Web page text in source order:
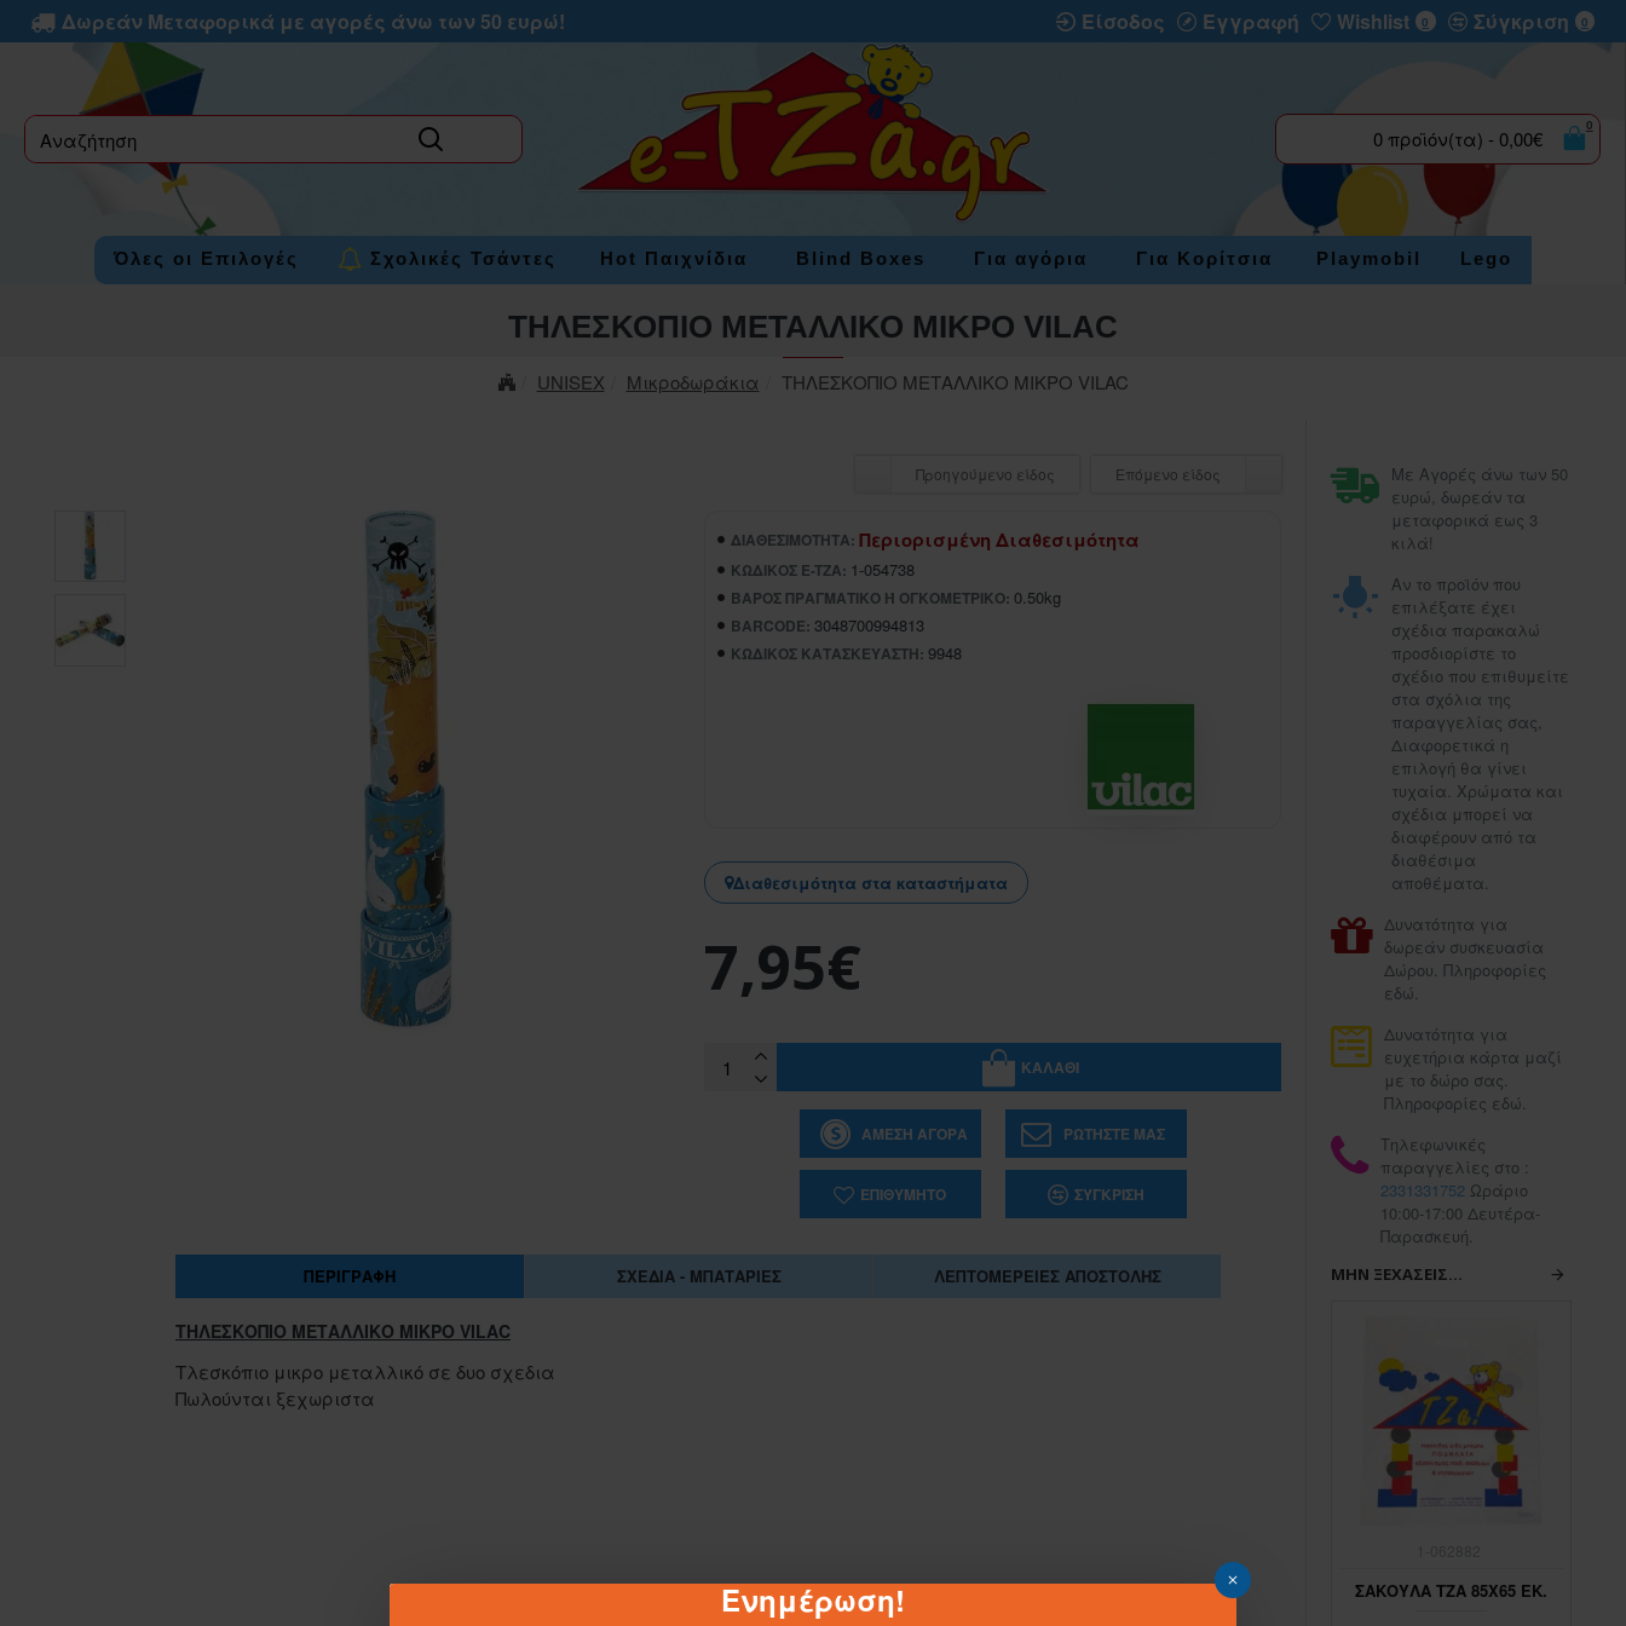
Ενημέρωση!
Δωρεάν Μεταφορικά με αγορές άνω των 50 ευρώ! Είσοδος Εγγραφή Wishlist 0 Σύγκριση 0
label 0 προϊόν(τα) - 0,00€
0
Όλες οι Επιλογές Σχολικές Τσάντες Hot Παιχνίδια Blind Boxes Για αγόρια Για Κορίτσια Playmobil Lego
UNISEX Μικροδωράκια ΤΗΛΕΣΚΟΠΙΟ ΜΕΤΑΛΛΙΚΟ ΜΙΚΡΟ VILAC
ΤΗΛΕΣΚΟΠΙΟ ΜΕΤΑΛΛΙΚΟ ΜΙΚΡΟ VILAC
Προηγούμενο είδος Επόμενο είδος
ΔΙΑΘΕΣΙΜΌΤΗΤΑ: Περιορισμένη Διαθεσιμότητα
ΚΩΔΙΚΌΣ E-TZA: 1-054738
ΒΆΡΟΣ ΠΡΑΓΜΑΤΙΚΌ Ή ΟΓΚΟΜΕΤΡΙΚΌ: 0.50kg
BARCODE: 3048700994813
ΚΩΔΙΚΌΣ ΚΑΤΑΣΚΕΥΑΣΤΉ: 9948
Διαθεσιμότητα στα καταστήματα
7,95€
ΚΑΛΆΘΙ
ΆΜΕΣΗ ΑΓΟΡΆ ΡΩΤΉΣΤΕ ΜΑΣ
ΕΠΙΘΥΜΗΤΌ ΣΎΓΚΡΙΣΗ
ΠΕΡΙΓΡΑΦΉ ΣΧΈΔΙΑ - ΜΠΑΤΑΡΊΕΣ ΛΕΠΤΟΜΈΡΕΙΕΣ ΑΠΟΣΤΟΛΉΣ
ΤΗΛΕΣΚΟΠΙΟ ΜΕΤΑΛΛΙΚΟ ΜΙΚΡΟ VILAC
Τλεσκόπιο μικρο μεταλλικό σε δυο σχεδια
Πωλούνται ξεχωριστα
Με Αγορές άνω των 50
ευρώ, δωρεάν τα
μεταφορικά εως 3
κιλά!
Αν το προϊόν που
επιλέξατε έχει
σχέδια παρακαλώ
προσδιορίστε το
σχέδιο που επιθυμείτε
στα σχόλια της
παραγγελίας σας,
Διαφορετικά η
επιλογή θα γίνει
τυχαία. Χρώματα και
σχέδια μπορεί να
διαφέρουν από τα
διαθέσιμα
αποθέματα.
Δυνατότητα για
δωρεάν συσκευασία
Δώρου. Πληροφορίες
εδώ.
Δυνατότητα για
ευχετήρια κάρτα μαζί
με το δώρο σας.
Πληροφορίες εδώ.
Τηλεφωνικές
παραγγελίες στο :
2331331752 Ωράριο
10:00-17:00 Δευτέρα-
Παρασκευή.
ΜΗΝ ΞΕΧΆΣΕΙΣ...
ΣΑΚΟΥΛΑ ΤΖΑ 45Χ55 ΕΚ. ΣΑΚΟΥΛΑ ΤΖΑ 45Χ65 ΕΚ. ΣΑΚΟΥΛΑ ΤΖΑ 85Χ65 ΕΚ.